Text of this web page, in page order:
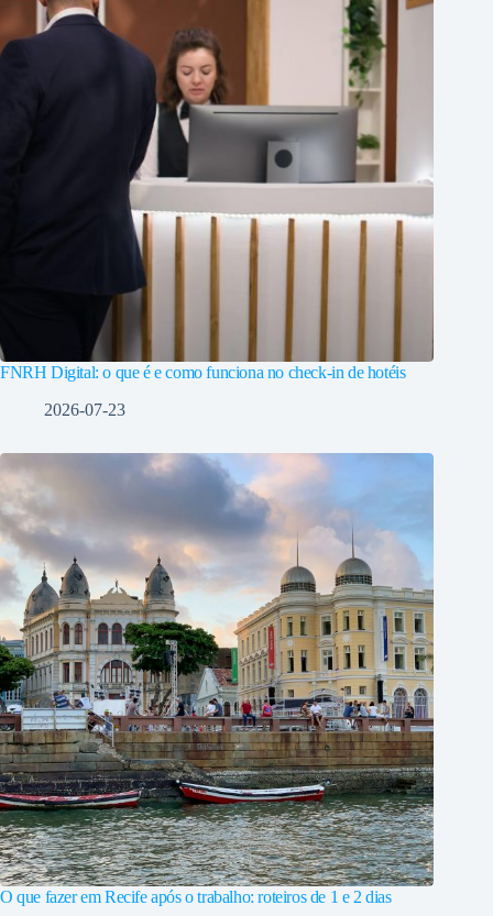
FNRH Digital: o que é e como funciona no check-in de hotéis
2026-07-23
O que fazer em Recife após o trabalho: roteiros de 1 e 2 dias